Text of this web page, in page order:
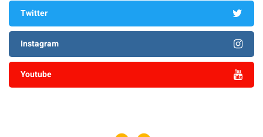
Twitter
Instagram
Youtube